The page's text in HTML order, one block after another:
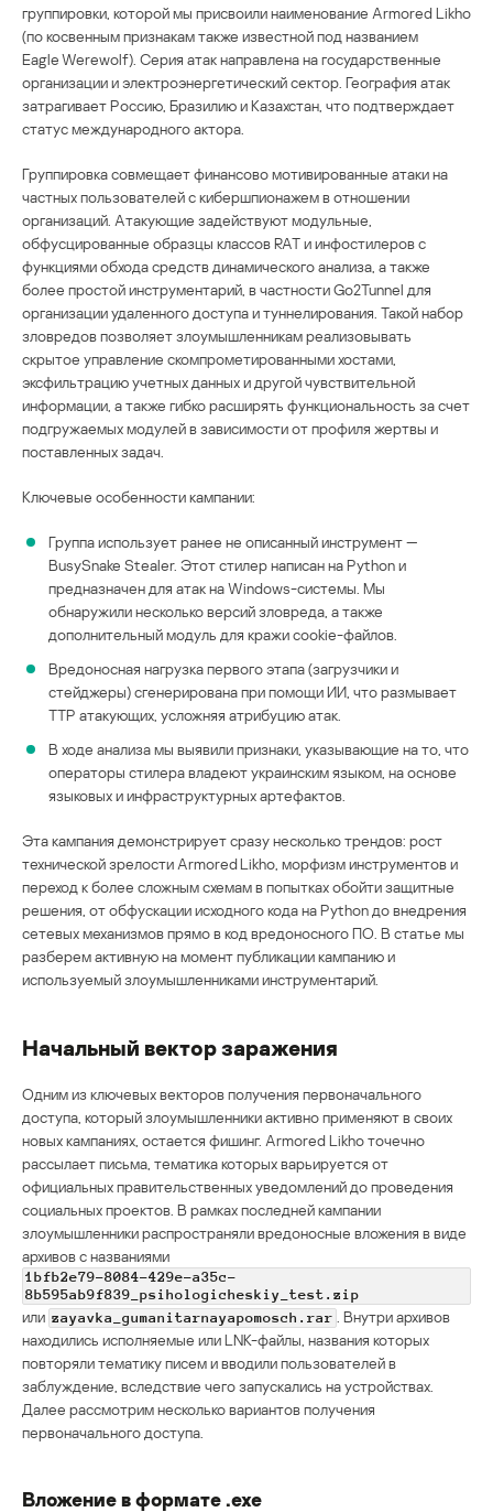
группировки, которой мы присвоили наименование Armored Likho
(по косвенным признакам также известной под названием
Eagle Werewolf). Серия атак направлена на государственные
организации и электроэнергетический сектор. География атак
затрагивает Россию, Бразилию и Казахстан, что подтверждает
статус международного актора.
Группировка совмещает финансово мотивированные атаки на
частных пользователей с кибершпионажем в отношении
организаций. Атакующие задействуют модульные,
обфусцированные образцы классов RAT и инфостилеров с
функциями обхода средств динамического анализа, а также
более простой инструментарий, в частности Go2Tunnel для
организации удаленного доступа и туннелирования. Такой набор
зловредов позволяет злоумышленникам реализовывать
скрытое управление скомпрометированными хостами,
эксфильтрацию учетных данных и другой чувствительной
информации, а также гибко расширять функциональность за счет
подгружаемых модулей в зависимости от профиля жертвы и
поставленных задач.
Ключевые особенности кампании:
Группа использует ранее не описанный инструмент —
BusySnake Stealer. Этот стилер написан на Python и
предназначен для атак на Windows-системы. Мы
обнаружили несколько версий зловреда, а также
дополнительный модуль для кражи cookie-файлов.
Вредоносная нагрузка первого этапа (загрузчики и
стейджеры) сгенерирована при помощи ИИ, что размывает
TTP атакующих, усложняя атрибуцию атак.
В ходе анализа мы выявили признаки, указывающие на то, что
операторы стилера владеют украинским языком, на основе
языковых и инфраструктурных артефактов.
Эта кампания демонстрирует сразу несколько трендов: рост
технической зрелости Armored Likho, морфизм инструментов и
переход к более сложным схемам в попытках обойти защитные
решения, от обфускации исходного кода на Python до внедрения
сетевых механизмов прямо в код вредоносного ПО. В статье мы
разберем активную на момент публикации кампанию и
используемый злоумышленниками инструментарий.
Начальный вектор заражения
Одним из ключевых векторов получения первоначального
доступа, который злоумышленники активно применяют в своих
новых кампаниях, остается фишинг. Armored Likho точечно
рассылает письма, тематика которых варьируется от
официальных правительственных уведомлений до проведения
социальных проектов. В рамках последней кампании
злоумышленники распространяли вредоносные вложения в виде
архивов с названиями
1bfb2e79-8084-429e-a35c-
8b595ab9f839_psihologicheskiy_test.zip
или zayavka_gumanitarnayapomosch.rar
. Внутри архивов
находились исполняемые или LNK-файлы, названия которых
повторяли тематику писем и вводили пользователей в
заблуждение, вследствие чего запускались на устройствах.
Далее рассмотрим несколько вариантов получения
первоначального доступа.
Вложение в формате .exe